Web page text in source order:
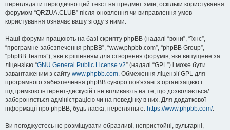
переглядати періодично цей текст на предмет змін, оскільки користування
форумом “QRZUA.CLUB” після оновлення чи виправлення умов
користування означає вашу згоду з ними.
Наші форуми працюють на базі скрипту phpBB (надалі “вони”, “їхнє”,
“програмне забезпечення phpBB”, “www.phpbb.com”, “phpBB Group”,
“phpBB Teams”), яке є рішенням для створення форумів, яке випущене за
ліцензією “GNU General Public License v2” (надалі “GPL”) і може бути
завантаженим з сайту www.phpbb.com. Обмеження ліцензії GPL для
програмного забезпечення phpBB суворо пов'язані з організацією і
підтримкою інтернет-дискусій і не впливають на те, що дозволяється/
забороняється адміністрацією чи на поведінку в них. Для додаткової
інформації про phpBB, будь ласка, перегляньте: https://www.phpbb.com/.
Ви погоджуєтесь не розміщувати образливі, непристойні, вульгарні,